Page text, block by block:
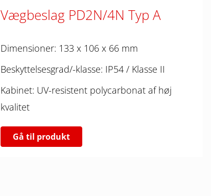
Vægbeslag PD2N/4N Typ A
Dimensioner: 133 x 106 x 66 mm
Beskyttelsesgrad/-klasse: IP54 / Klasse II
Kabinet: UV-resistent polycarbonat af høj
kvalitet
Gå til produkt